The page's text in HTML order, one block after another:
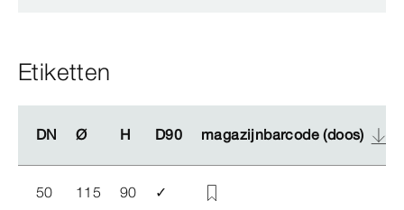
Etiketten
DN Ø H D90 magazijnbarcode (doos)
DN Ø H D90 magazijnbarcode (doos)
50 115 90 ✓